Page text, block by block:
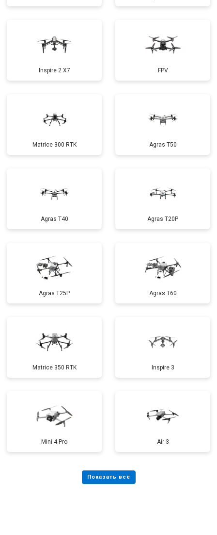
Inspire 2 X7 FPV
Matrice 300 RTK Agras T50
Agras T40 Agras T20P
Agras T25P Agras T60
Matrice 350 RTK Inspire 3
Mini 4 Pro Air 3